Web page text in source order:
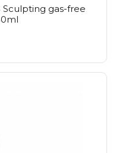
Sculpting gas-free